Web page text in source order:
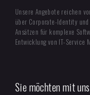
Unsere Angebote reichen
über Corporate-Identity
Ansätzen für komplexe
Entwicklung von IT-Service
Sie möchten mit